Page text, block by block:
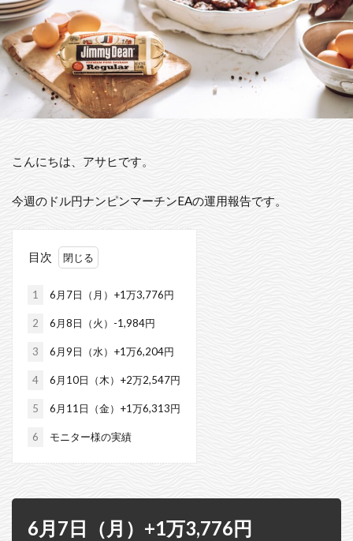
こんにちは、アサヒです。
今週のドル円ナンピンマーチンEAの運用報告です。
目次
1 6月7日（月）+1万3,776円
2 6月8日（火）-1,984円
3 6月9日（水）+1万6,204円
4 6月10日（木）+2万2,547円
5 6月11日（金）+1万6,313円
6 モニター様の実績
6月7日（月）+1万3,776円